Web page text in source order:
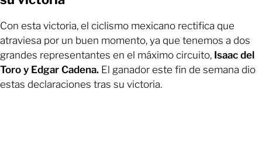
Con esta victoria, el ciclismo mexicano rectifica que
atraviesa por un buen momento, ya que tenemos a dos
grandes representantes en el máximo circuito, Isaac del
Toro y Edgar Cadena. El ganador este fin de semana dio
estas declaraciones tras su victoria.